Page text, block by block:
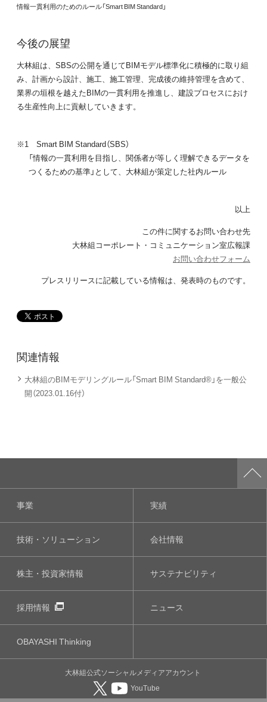
情報一貫利用のためのルール「Smart BIM Standard」
今後の展望
大林組は、SBSの公開を通じてBIMモデル標準化に積極的に取り組
み、計画から設計、施工、施工管理、完成後の維持管理を含めて、
業界の垣根を越えたBIMの一貫利用を推進し、建設プロセスにおけ
る生産性向上に貢献していきます。
※1 Smart BIM Standard（SBS）
「情報の一貫利用を目指し、関係者が等しく理解できるデータを
つくるための基準」として、大林組が策定した社内ルール
以上
この件に関するお問い合わせ先
大林組コーポレート・コミュニケーション室広報課
お問い合わせフォーム
プレスリリースに記載している情報は、発表時のものです。
関連情報
大林組のBIMモデリングルール「Smart BIM Standard®」を一般公
開（2023.01.16付）
事業 実績
技術・ソリューション 会社情報
株主・投資家情報 サステナビリティ
採用情報 ニュース
OBAYASHIThinking
大林組公式ソーシャルメディアアカウント
YouTube